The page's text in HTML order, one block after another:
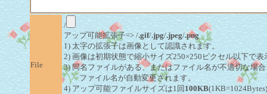
File
/
アップ可能拡張子=> /.gif/.jpg/.jpeg/.png
1) 太字の拡張子は画像として認識されます。
2) 画像は初期状態で縮小サイズ250×250ピクセル以下で表
3) 同名ファイルがある、またはファイル名が不適切な場
ファイル名が自動変更されます。
4) アップ可能ファイルサイズは1回 100KB